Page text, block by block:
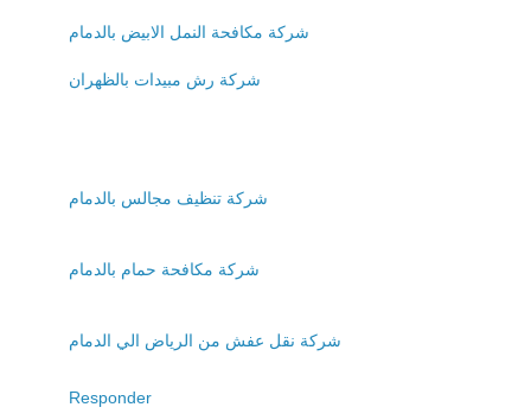
شركة مكافحة النمل الابيض بالدمام
شركة رش مبيدات بالظهران
شركة تنظيف مجالس بالدمام
شركة مكافحة حمام بالدمام
شركة نقل عفش من الرياض الي الدمام
Responder